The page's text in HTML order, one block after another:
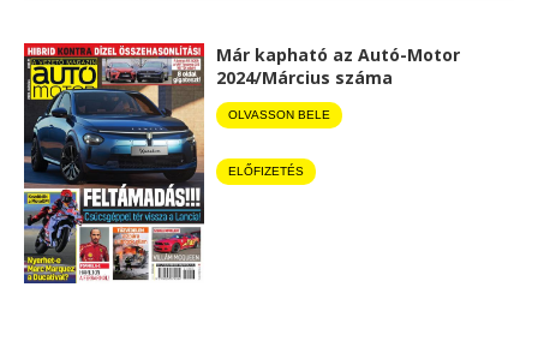
Már kapható az Autó-Motor
2024/Március száma
OLVASSON BELE
ELŐFIZETÉS